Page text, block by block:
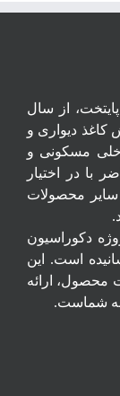
از سال
کاغذ دیواری و
مسکونی و
با در اختیار
سایر محصولات
دکوراسیون
است. این
ارائه
شماست.